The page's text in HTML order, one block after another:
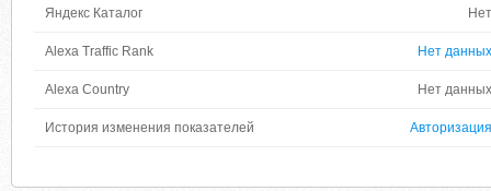
Яндекс Каталог Нет
Alexa Traffic Rank Нет данных
Alexa Country Нет данных
История изменения показателей Авторизация